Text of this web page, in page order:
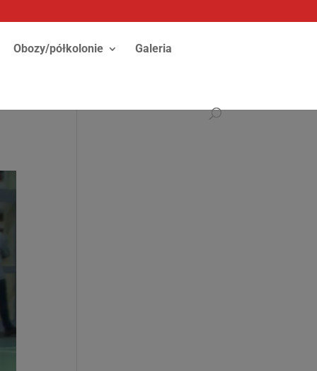
Obozy/półkolonie Galeria